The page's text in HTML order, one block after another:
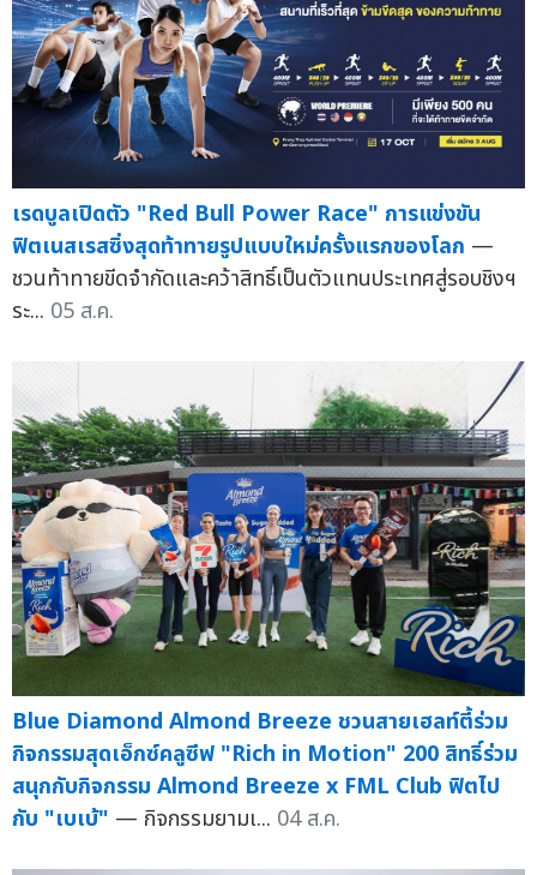
เรดบูลเปิดตัว "Red Bull Power Race" การแข่งขัน
ฟิตเนสเรสซิ่งสุดท้าทายรูปแบบใหม่ครั้งแรกของโลก —
ชวนท้าทายขีดจำกัดและคว้าสิทธิ์เป็นตัวแทนประเทศสู่รอบชิงฯ
ระ... 05 ส.ค.
Blue Diamond Almond Breeze ชวนสายเฮลท์ตี้ร่วม
กิจกรรมสุดเอ็กซ์คลูซีฟ "Rich in Motion" 200 สิทธิ์ร่วม
สนุกกับกิจกรรม Almond Breeze x FML Club ฟิตไป
กับ "เบเบ้" — กิจกรรมยามเ... 04 ส.ค.